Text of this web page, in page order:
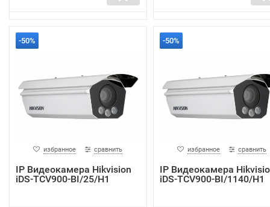
-50%
избранное сравнить
IP Видеокамера Hikvision
iDS-TCV900-BI/25/H1
-50%
избранное сравнить
IP Видеокамера
iDS-TCV900-BI/1140/H1